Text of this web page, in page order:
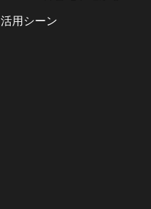
活用シーン